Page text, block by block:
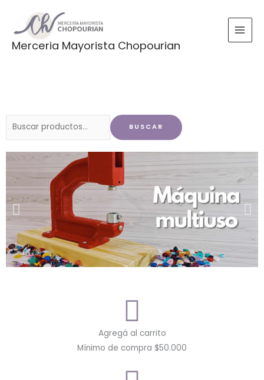
contenido
Merceria Mayorista Chopourian
Buscar
BUSCAR
Agregá al carrito
Mínimo de compra $50.000